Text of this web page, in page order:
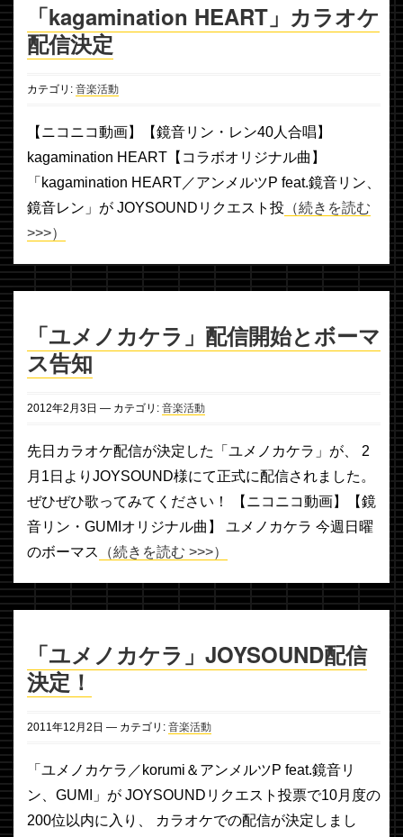
「kagamination HEART」カラオケ
配信決定
カテゴリ: 音楽活動
【ニコニコ動画】【鏡音リン・レン40人合唱】
kagamination HEART【コラボオリジナル曲】
「kagamination HEART／アンメルツP feat.鏡音リン、
鏡音レン」が JOYSOUNDリクエスト投 （続きを読む
>>>）
「ユメノカケラ」配信開始とボーマ
ス告知
2012年2月 3日 — カテゴリ: 音楽活動
先日カラオケ配信が決定した「ユメノカケラ」が、 2
月1日よりJOYSOUND様にて正式に配信されました。
ぜひぜひ歌ってみてください！ 【ニコニコ動画】【鏡
音リン・GUMIオリジナル曲】 ユメノカケラ 今週日曜
のボーマス
（続きを読む >>>）
「ユメノカケラ」JOYSOUND配信
決定！
2011年12月 2日 — カテゴリ: 音楽活動
「ユメノカケラ／korumi＆アンメルツP feat.鏡音リ
ン、GUMI」が JOYSOUNDリクエスト投票で10月度の
200位以内に入り、 カラオケでの配信が決定しまし